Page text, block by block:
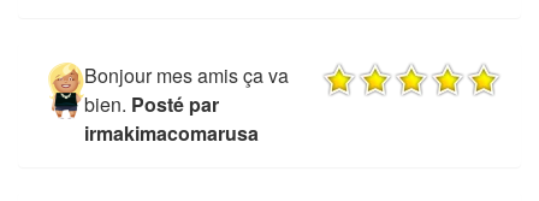
Bonjour mes amis ça va
bien. Posté par
irmakimacomarusa